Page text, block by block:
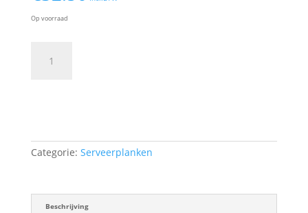
Op voorraad
serveerplank
Categorie: Serveerplanken
Beschrijving